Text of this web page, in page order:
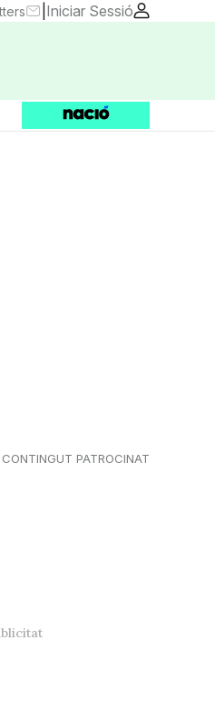
Iniciar Sessió
CONTINGUT PATROCINAT